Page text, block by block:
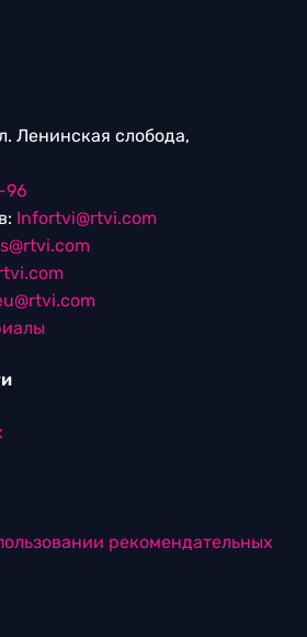
Ленинская слобода,
96
Infortvi@rtvi.com
рекомендательных